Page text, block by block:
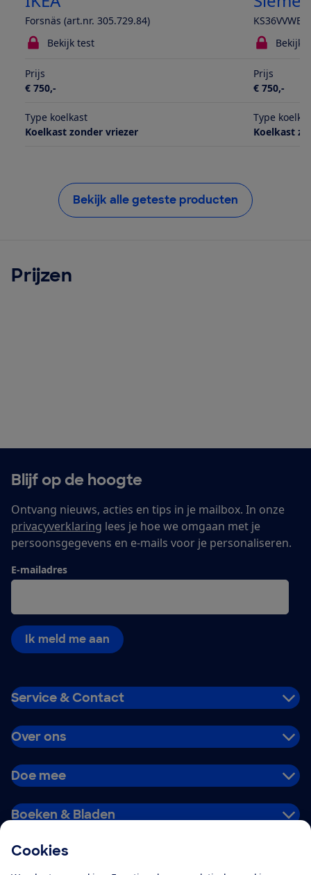
Cookies
Forsnäs (art.nr. 305.729.84)
KS36VVWEP
Bekijk test
Bekijk
Prijs
€ 750,-
Prijs
€ 750,-
Type koelkast
Koelkast zonder vriezer
Type
Koelkast
Bekijk alle geteste producten
Prijzen
Blijf op de hoogte
Ontvang nieuws, acties en tips in je mailbox. In onze
privacyverklaring lees je hoe we omgaan met je
persoonsgegevens en e-mails voor je personaliseren.
E-mailadres
Ik meld me aan
Service & Contact
Over ons
Doe mee
Boeken & Bladen